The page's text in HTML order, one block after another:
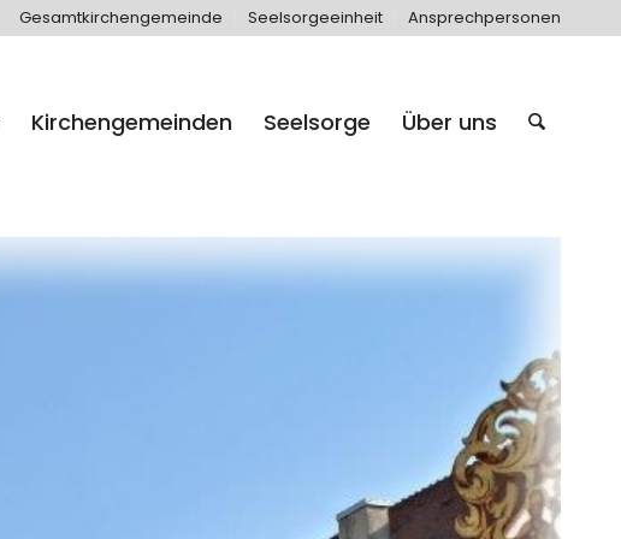
Gesamtkirchengemeinde Seelsorgeeinheit Ansprechpersonen
Kirchengemeinden Seelsorge Über uns